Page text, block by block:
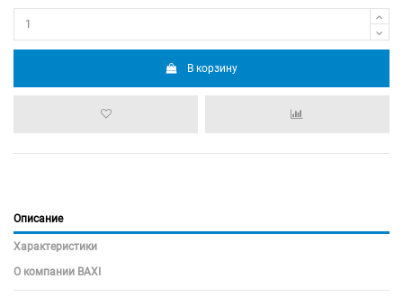
В корзину
Описание
Характеристики
О компании BAXI